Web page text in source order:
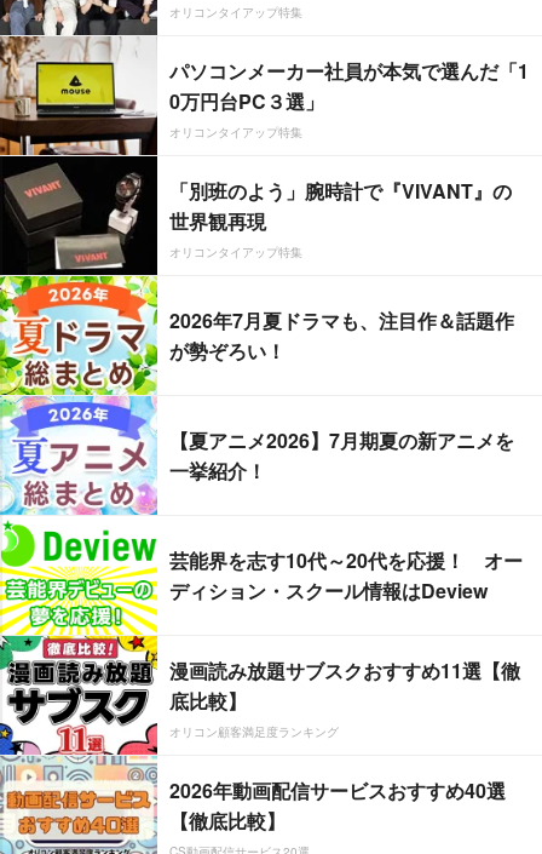
オリコンタイアップ特集
パソコンメーカー社員が本気で選んだ「1
0万円台PC３選」
オリコンタイアップ特集
「別班のよう」腕時計で『VIVANT』の
世界観再現
オリコンタイアップ特集
2026年7月夏ドラマも、注目作＆話題作
が勢ぞろい！
【夏アニメ2026】7月期夏の新アニメを
一挙紹介！
芸能界を志す10代～20代を応援！ オー
ディション・スクール情報はDeview
漫画読み放題サブスクおすすめ11選【徹
底比較】
オリコン顧客満足度ランキング
2026年動画配信サービスおすすめ40選
【徹底比較】